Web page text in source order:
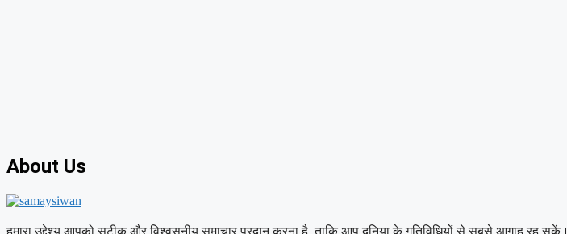
About Us
हमारा उद्देश्य आपको सटीक और विश्वसनीय समाचार प्रदान करना है, ताकि आप दुनिया के गतिविधियों से सबसे आगाह रह सकें।